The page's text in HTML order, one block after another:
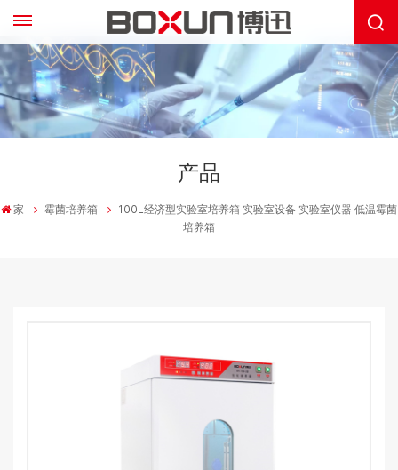
产品
家 霉菌培养箱
100L经济型实验室培养箱 实验室设备 实验室仪器 低温霉菌
培养箱